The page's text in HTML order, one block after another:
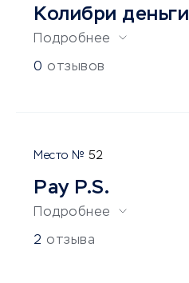
Колибри деньги
Подробнее
0 отзывов
52
Pay P.S.
Подробнее
2 отзыва